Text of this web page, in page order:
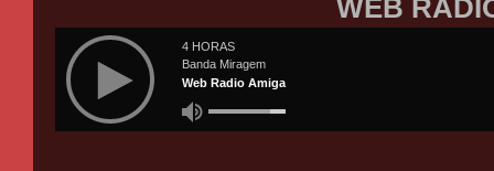
WEB